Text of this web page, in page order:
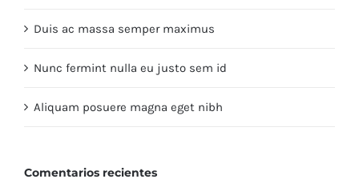
Duis ac massa semper maximus
Nunc fermint nulla eu justo sem id
Aliquam posuere magna eget nibh
Comentarios recientes